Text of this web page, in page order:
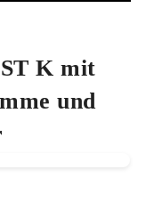
K mit
und